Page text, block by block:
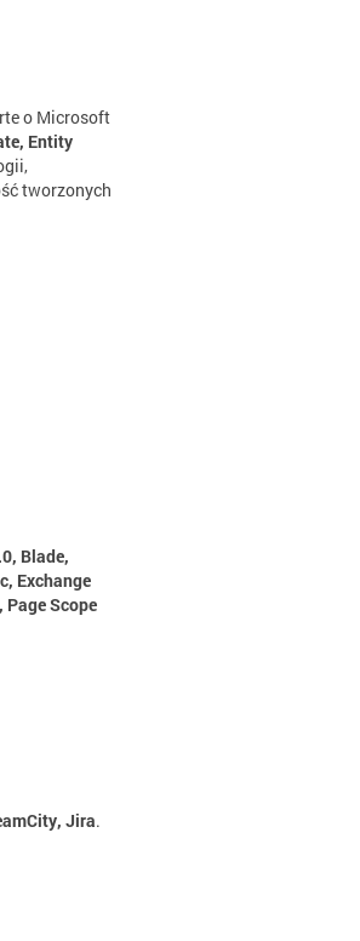
o Microsoft
Entity
tworzonych
Blade,
Exchange
Page Scope
Jira.